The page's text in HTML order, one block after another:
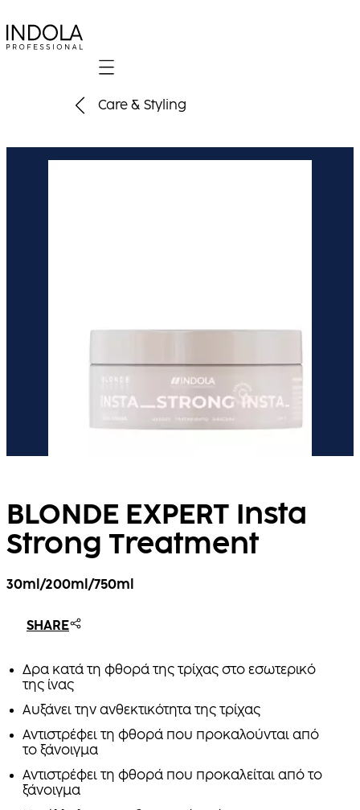
Mobile navigation
Care & Styling
BLONDE EXPERT Insta
Strong Treatment
30ml/200ml/750ml
SHARE
Δρα κατά τη φθορά της τρίχας στο εσωτερικό
της ίνας
Αυξάνει την ανθεκτικότητα της τρίχας
Αντιστρέφει τη φθορά που προκαλούνται από
το ξάνοιγμα
Αντιστρέφει τη φθορά που προκαλείται από το
ξάνοιγμα